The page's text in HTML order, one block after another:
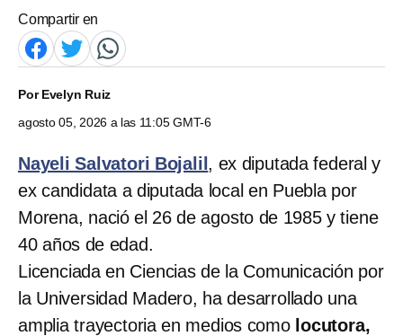
Compartir en
PorEvelyn Ruiz
agosto 05, 2026 a las 11:05 GMT-6
Nayeli Salvatori Bojalil , ex diputada federal y
ex candidata a diputada local en Puebla por
Morena, nació el 26 de agosto de 1985 y tiene
40 años de edad.
Licenciada en Ciencias de la Comunicación por
la Universidad Madero, ha desarrollado una
amplia trayectoria en medios como locutora,